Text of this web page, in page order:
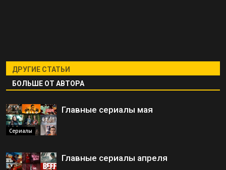
ДРУГИЕ СТАТЬИ
БОЛЬШЕ ОТ АВТОРА
Сериалы
Главные сериалы мая
Главные сериалы апреля